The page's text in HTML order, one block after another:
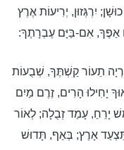
יִרְגְּזוּן, יְרִיעוֹת אֶרֶץ
אַפֶּךָ, אִם-בַּיָּם עֶבְרָתֶךָ:
תֵעוֹר קַשְׁתֶּךָ, שְׁבֻעוֹת
יָחִילוּ הָרִים, זֶרֶם מַיִם
יָרֵחַ, עָמַד זְבֻלָה; לְאוֹר
תִּצְעַד אָרֶץ; בְּאַף, תָּדוּשׁ